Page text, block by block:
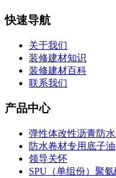
快速导航
关于我们
装修建材知识
装修建材百科
联系我们
产品中心
弹性体改性沥青防
防水卷材专用底子油
领导关怀
SPU（单组份）聚